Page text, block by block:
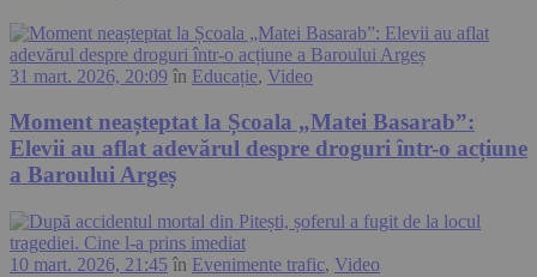
31 mart. 2026, 20:09 în Educație, Video
Moment neașteptat la Școala „Matei Basarab”:
Elevii au aflat adevărul despre droguri într-o acțiune
a Baroului Argeș
10 mart. 2026, 21:45 în Evenimente trafic, Video